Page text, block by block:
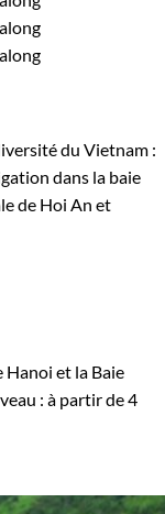
du Vietnam :
dans la baie
de Hoi An et
Hanoi et la Baie
: à partir de4